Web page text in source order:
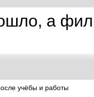
а
учёбы и работы